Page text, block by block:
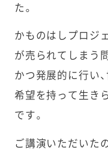
た。
かものはしプロジ
が売られてしまう
かつ発展的に行い
希望を持って生き
です。
ご講演いただいた